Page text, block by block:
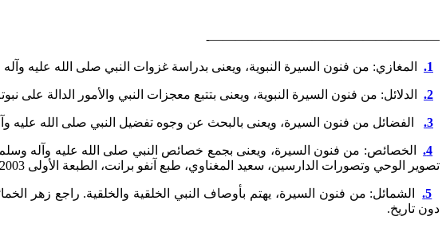
——————————————————-
1. المغازي: من فنون السيرة النبوية، ويعنى بدراسة غزوات النبي صلى الله عليه
2. الدلائل: من فنون السيرة النبوية، ويعنى بتتبع معجزات النبي والأمور الدالة على
3. الفضائل من فنون السيرة، ويعنى بالبحث عن وجوه تفضيل النبي صلى الله عليه
4. الخصائص: من فنون السيرة، ويعنى بجمع خصائص النبي صلى الله عليه وآله وسلم
تصوير الوحي وتصورات الدارسين، سعيد المغناوي، طبع آنفو برانت، الطبعة الأولى 2003.
5. الشمائل: من فنون السيرة، يهتم بأوصاف النبي الخلقية والخلقية. راجع زهر
دون تاريخ.